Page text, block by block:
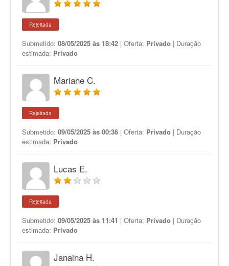
Rejeitada
Submetido: 08/05/2025 às 18:42 | Oferta: Privado | Duração
estimada: Privado
Mariane C.
Rejeitada
Submetido: 09/05/2025 às 00:36 | Oferta: Privado | Duração
estimada: Privado
Lucas E.
Rejeitada
Submetido: 09/05/2025 às 11:41 | Oferta: Privado | Duração
estimada: Privado
Janaina H.